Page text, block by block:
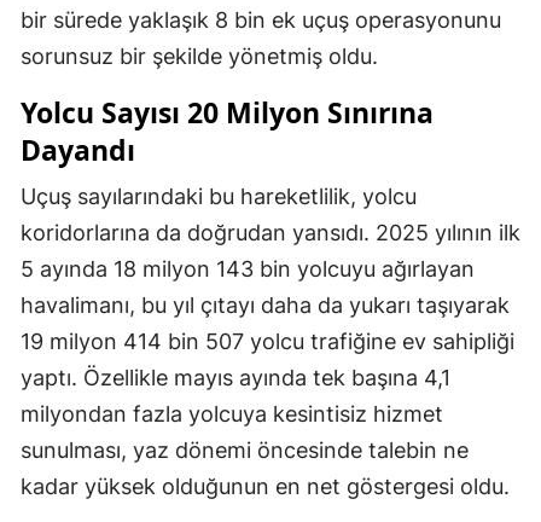
bir sürede yaklaşık 8 bin ek uçuş operasyonunu
sorunsuz bir şekilde yönetmiş oldu.
Yolcu Sayısı 20 Milyon Sınırına
Dayandı
Uçuş sayılarındaki bu hareketlilik, yolcu
koridorlarına da doğrudan yansıdı. 2025 yılının ilk
5 ayında 18 milyon 143 bin yolcuyu ağırlayan
havalimanı, bu yıl çıtayı daha da yukarı taşıyarak
19 milyon 414 bin 507 yolcu trafiğine ev sahipliği
yaptı. Özellikle mayıs ayında tek başına 4,1
milyondan fazla yolcuya kesintisiz hizmet
sunulması, yaz dönemi öncesinde talebin ne
kadar yüksek olduğunun en net göstergesi oldu.